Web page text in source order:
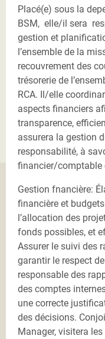
Placé(e) sous la
BSM, elle/il sera
gestion et
l’ensemble de la
recouvrement des
trésorerie de
RCA. Il/elle
aspects financiers
transparence,
assurera la gestion
responsabilité, à
financier/comptable
Gestion fnancière:
financière et
l’allocation des
fonds possibles, et
Assurer le suivi des
garantir le respect
responsable des
des comptes
une correcte
des décisions.
Manager, visitera